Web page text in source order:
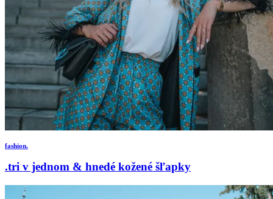
fashion.
.tri v jednom & hnedé kožené šľapky